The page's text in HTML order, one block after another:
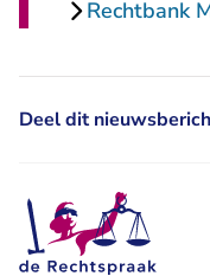
Rechtbank
Deel dit